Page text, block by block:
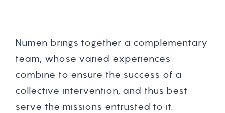
Numen brings together a complementary
team, whose varied experiences
combine to ensure the success of a
collective intervention, and thus best
serve the missions entrusted to it.